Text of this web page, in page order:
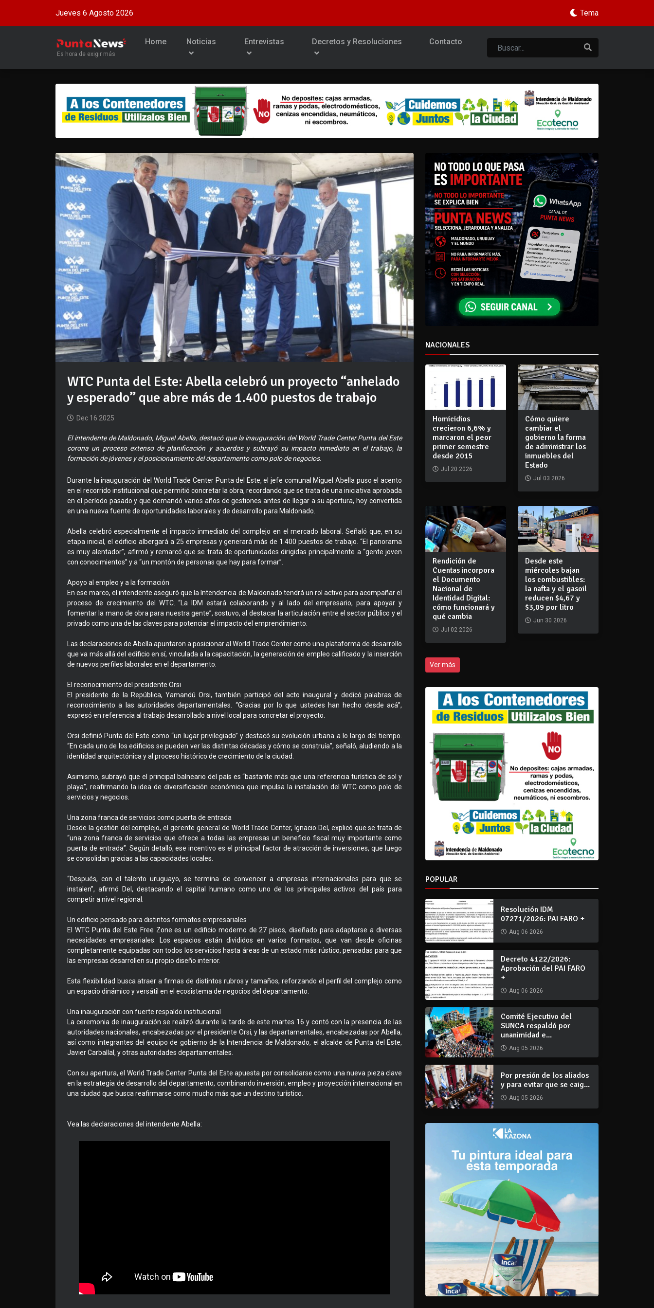
Jueves 6 Agosto 2026 Tema
Es hora de exigir más
Home Noticias Entrevistas Decretos y Resoluciones Contacto
WTC Punta del Este: Abella celebró un proyecto “anhelado
y esperado” que abre más de 1.400 puestos de trabajo
Dec 16 2025
El intendente de Maldonado, Miguel Abella, destacó que la inauguración del World Trade Center Punta del Este
corona un proceso extenso de planificación y acuerdos y subrayó su impacto inmediato en el trabajo, la
formación de jóvenes y el posicionamiento del departamento como polo de negocios.
Durante la inauguración del World Trade Center Punta del Este, el jefe comunal Miguel Abella puso el acento
en el recorrido institucional que permitió concretar la obra, recordando que se trata de una iniciativa aprobada
en el período pasado y que demandó varios años de gestiones antes de llegar a su apertura, hoy convertida
en una nueva fuente de oportunidades laborales y de desarrollo para Maldonado.
Abella celebró especialmente el impacto inmediato del complejo en el mercado laboral. Señaló que, en su
etapa inicial, el edificio albergará a 25 empresas y generará más de 1.400 puestos de trabajo. “El panorama
es muy alentador”, afirmó y remarcó que se trata de oportunidades dirigidas principalmente a “gente joven
con conocimientos” y a “un montón de personas que hay para formar”.
Apoyo al empleo y a la formación
En ese marco, el intendente aseguró que la Intendencia de Maldonado tendrá un rol activo para acompañar el
proceso de crecimiento del WTC. “La IDM estará colaborando y al lado del empresario, para apoyar y
fomentar la mano de obra para nuestra gente”, sostuvo, al destacar la articulación entre el sector público y el
privado como una de las claves para potenciar el impacto del emprendimiento.
Las declaraciones de Abella apuntaron a posicionar al World Trade Center como una plataforma de desarrollo
que va más allá del edificio en sí, vinculada a la capacitación, la generación de empleo calificado y la inserción
de nuevos perfiles laborales en el departamento.
El reconocimiento del presidente Orsi
El presidente de la República, Yamandú Orsi, también participó del acto inaugural y dedicó palabras de
reconocimiento a las autoridades departamentales. “Gracias por lo que ustedes han hecho desde acá”,
expresó en referencia al trabajo desarrollado a nivel local para concretar el proyecto.
Orsi definió Punta del Este como “un lugar privilegiado” y destacó su evolución urbana a lo largo del tiempo.
“En cada uno de los edificios se pueden ver las distintas décadas y cómo se construía”, señaló, aludiendo a la
identidad arquitectónica y al proceso histórico de crecimiento de la ciudad.
Asimismo, subrayó que el principal balneario del país es “bastante más que una referencia turística de sol y
playa”, reafirmando la idea de diversificación económica que impulsa la instalación del WTC como polo de
servicios y negocios.
Una zona franca de servicios como puerta de entrada
Desde la gestión del complejo, el gerente general de World Trade Center, Ignacio Del, explicó que se trata de
“una zona franca de servicios que ofrece a todas las empresas un beneficio fiscal muy importante como
puerta de entrada”. Según detalló, ese incentivo es el principal factor de atracción de inversiones, que luego
se consolidan gracias a las capacidades locales.
“Después, con el talento uruguayo, se termina de convencer a empresas internacionales para que se
instalen”, afirmó Del, destacando el capital humano como uno de los principales activos del país para
competir a nivel regional.
Un edificio pensado para distintos formatos empresariales
El WTC Punta del Este Free Zone es un edificio moderno de 27 pisos, diseñado para adaptarse a diversas
necesidades empresariales. Los espacios están divididos en varios formatos, que van desde oficinas
completamente equipadas con todos los servicios hasta áreas de un estado más rústico, pensadas para que
las empresas desarrollen su propio diseño interior.
Esta flexibilidad busca atraer a firmas de distintos rubros y tamaños, reforzando el perfil del complejo como
un espacio dinámico y versátil en el ecosistema de negocios del departamento.
Una inauguración con fuerte respaldo institucional
La ceremonia de inauguración se realizó durante la tarde de este martes 16 y contó con la presencia de las
autoridades nacionales, encabezadas por el presidente Orsi, y las departamentales, encabezadas por Abella,
así como integrantes del equipo de gobierno de la Intendencia de Maldonado, el alcalde de Punta del Este,
Javier Carballal, y otras autoridades departamentales.
Con su apertura, el World Trade Center Punta del Este apuesta por consolidarse como una nueva pieza clave
en la estrategia de desarrollo del departamento, combinando inversión, empleo y proyección internacional en
una ciudad que busca reafirmarse como mucho más que un destino turístico.
Vea las declaraciones del intendente Abella:
NACIONALES
Homicidios
crecieron 6,6% y
marcaron el peor
primer semestre
desde 2015
Jul 20 2026
Cómo quiere
cambiar el
gobierno la forma
de administrar los
inmuebles del
Estado
Jul 03 2026
Rendición de
Cuentas incorpora
el Documento
Nacional de
Identidad Digital:
cómo funcionará y
qué cambia
Jul 02 2026
Desde este
miércoles bajan
los combustibles:
la nafta y el gasoil
reducen $4,67 y
$3,09 por litro
Jun 30 2026
Ver más
POPULAR
Resolución IDM
07271/2026: PAI FARO +
Aug 06 2026
Decreto 4122/2026:
Aprobación del PAI FARO
+
Aug 06 2026
Comité Ejecutivo del
SUNCA respaldó por
unanimidad e...
Aug 05 2026
Por presión de los aliados
y para evitar que se caig...
Aug 05 2026